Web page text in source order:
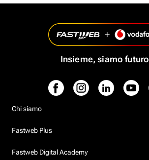
Insieme, siamo futuro
Chi siamo
Fastweb Plus
Fastweb Digital Academy